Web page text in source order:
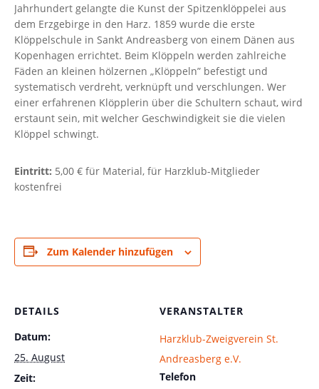
Jahrhundert gelangte die Kunst der Spitzenklöppelei aus
dem Erzgebirge in den Harz. 1859 wurde die erste
Klöppelschule in Sankt Andreasberg von einem Dänen aus
Kopenhagen errichtet. Beim Klöppeln werden zahlreiche
Fäden an kleinen hölzernen „Klöppeln” befestigt und
systematisch verdreht, verknüpft und verschlungen. Wer
einer erfahrenen Klöpplerin über die Schultern schaut, wird
erstaunt sein, mit welcher Geschwindigkeit sie die vielen
Klöppel schwingt.
Eintritt: 5,00 € für Material, für Harzklub-Mitglieder
kostenfrei
Zum Kalender hinzufügen
DETAILS
Datum:
25. August
Zeit:
VERANSTALTER
Harzklub-Zweigverein St.
Andreasberg e.V.
Telefon